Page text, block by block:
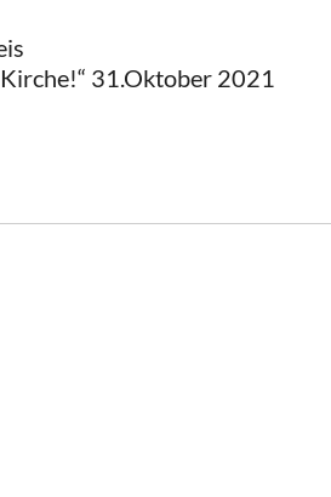
31.Oktober 2021